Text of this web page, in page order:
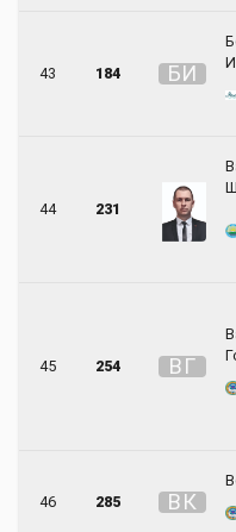
43 184 БИ
44 231
45 254 ВГ
46 285 ВК